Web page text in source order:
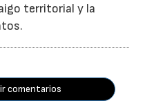
territorial y la
comentarios